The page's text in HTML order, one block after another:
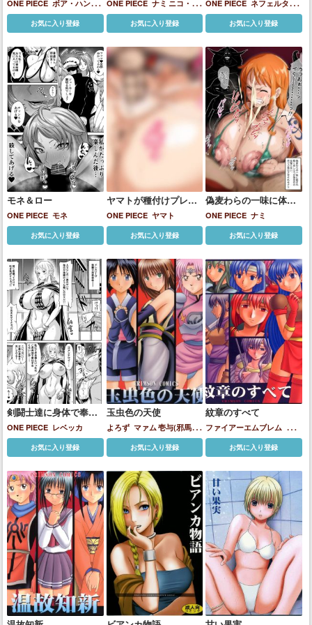
ONE PIECE ボア・ハンコ
ック
お気に入り登録
ONE PIECE ナミ ニコ・ロ
ビンボア・ハンコック
お気に入り登録
る♡
ONE PIECE ネフェルタ
リ・ビビ
お気に入り登録
モネ＆ロー
ONE PIECE モネ
お気に入り登録
ヤマトが種付けプレス
されてアヘっちゃう♡
ONE PIECE ヤマト
お気に入り登録
偽麦わらの一味に体で
ご奉仕させられるナミ
ONE PIECE ナミ
お気に入り登録
剣闘士達に身体で奉仕
するレベッカ
ONE PIECE レベッカ
お気に入り登録
玉虫色の天使
よろず マァム壱与(邪馬台
幻想記)巻町操
お気に入り登録
紋章のすべて
ファイアーエムブレム アイ
ラエストカチュアジータ
ディアドラパオラミネルバ
お気に入り登録